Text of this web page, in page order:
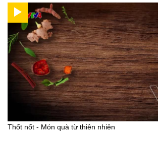
Thốt nốt - Món quà từ thiên nhiên